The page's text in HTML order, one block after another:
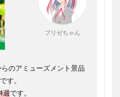
プリゼちゃん
らのアミューズメント景品
す。
週です。